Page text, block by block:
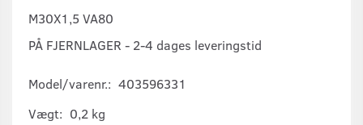
M30X1,5 VA80
PÅ FJERNLAGER - 2-4 dages leveringstid
Model/varenr.: 403596331
Vægt: 0,2 kg